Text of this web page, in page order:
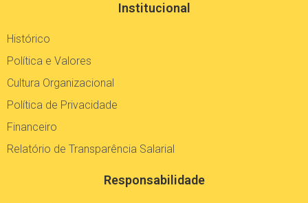
Institucional
Histórico
Política e Valores
Cultura Organizacional
Política de Privacidade
Financeiro
Relatório de Transparência Salarial
Responsabilidade